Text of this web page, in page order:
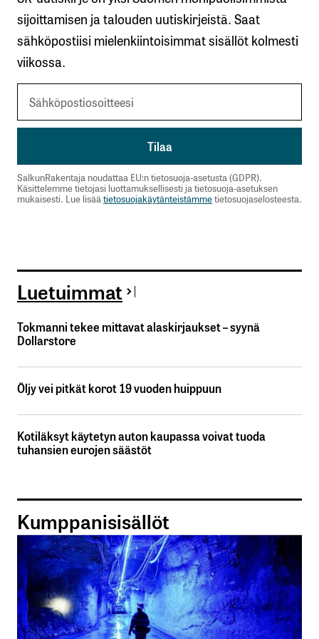
Lähetä kommentti
sijoittamisen ja talouden uutiskirjeistä. Saat
sähköpostiisi mielenkiintoisimmat sisällöt kolmesti
viikossa.
SalkunRakentaja noudattaa EU:n tietosuoja-asetusta (GDPR).
Käsittelemme tietojasi luottamuksellisesti ja tietosuoja-asetuksen
mukaisesti. Lue lisäätietosuojakäytänteistämmetietosuojaselosteesta.
Luetuimmat
Tokmanni tekee mittavat alaskirjaukset – syynä
Dollarstore
Öljy vei pitkät korot 19 vuoden huippuun
Kotiläksyt käytetyn auton kaupassa voivat tuoda
tuhansien eurojen säästöt
Kumppanisisällöt